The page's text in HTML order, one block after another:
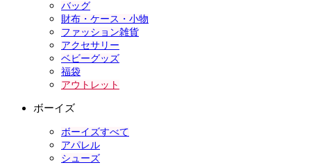
バッグ
財布・ケース・小物
ファッション雑貨
アクセサリー
ベビーグッズ
福袋
アウトレット
ボーイズ
ボーイズすべて
アパレル
シューズ